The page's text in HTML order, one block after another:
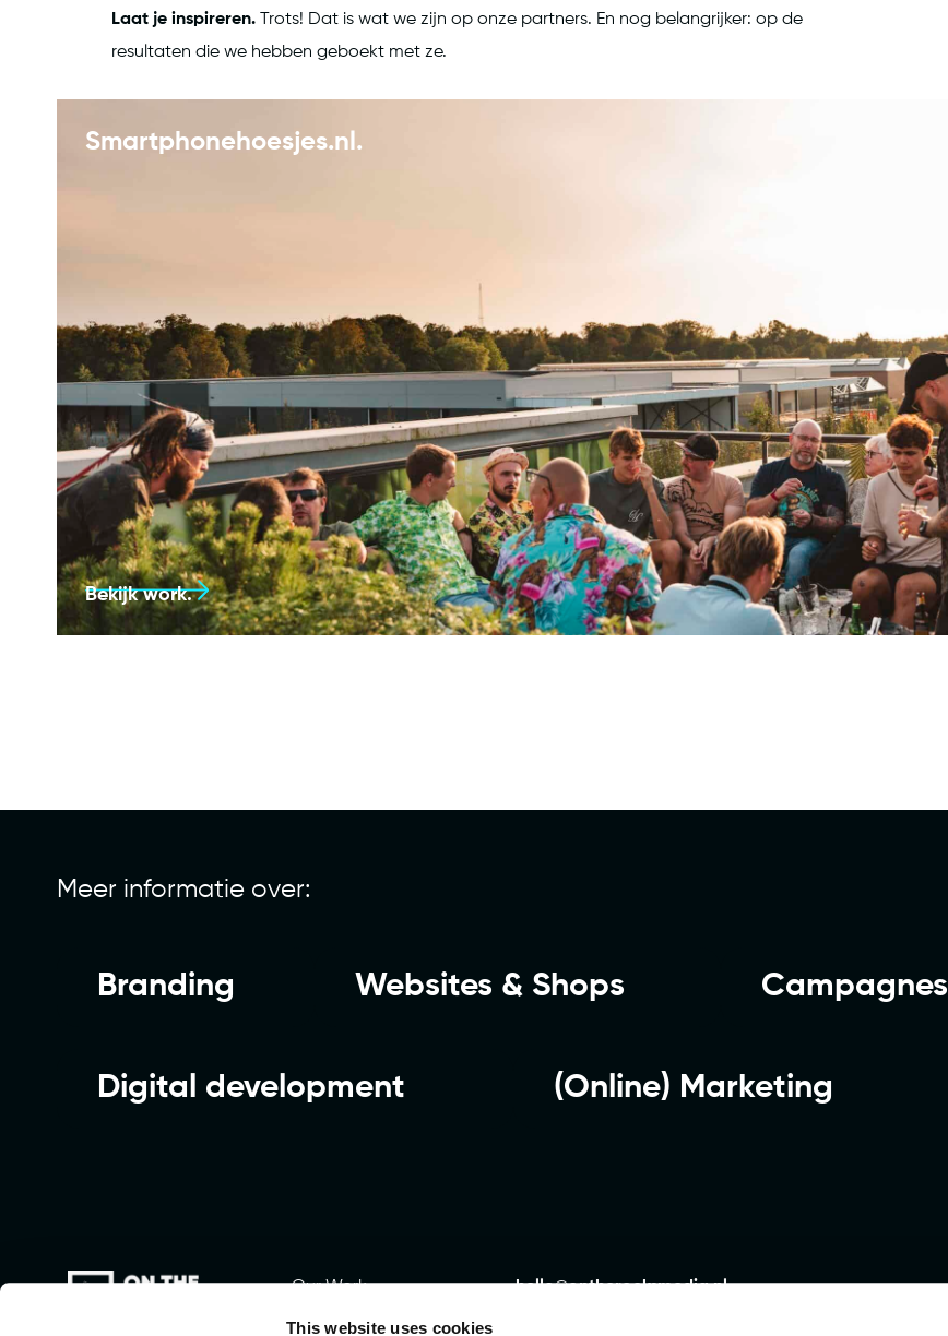
This website uses cookies
Laat je inspireren. Trots! Dat is wat we zijn op onze partners. En nog belangrijker: op de
resultaten die we hebben geboekt met ze.
Smartphonehoesjes.nl.
Bekijk work.
Meer informatie over:
Branding Websites & Shops Campagnes
Digital development (Online) Marketing
Our Work.
DNA.
hello@ontherocksmedia.nl